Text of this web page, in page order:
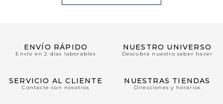
ENVÍO RÁPIDO
Envío en 2 días laborables
NUESTRO UNIVERSO
Descubra nuestro saber hacer
SERVICIO AL CLIENTE
Contacte con nosotros
NUESTRAS TIENDAS
Direcciones y horarios